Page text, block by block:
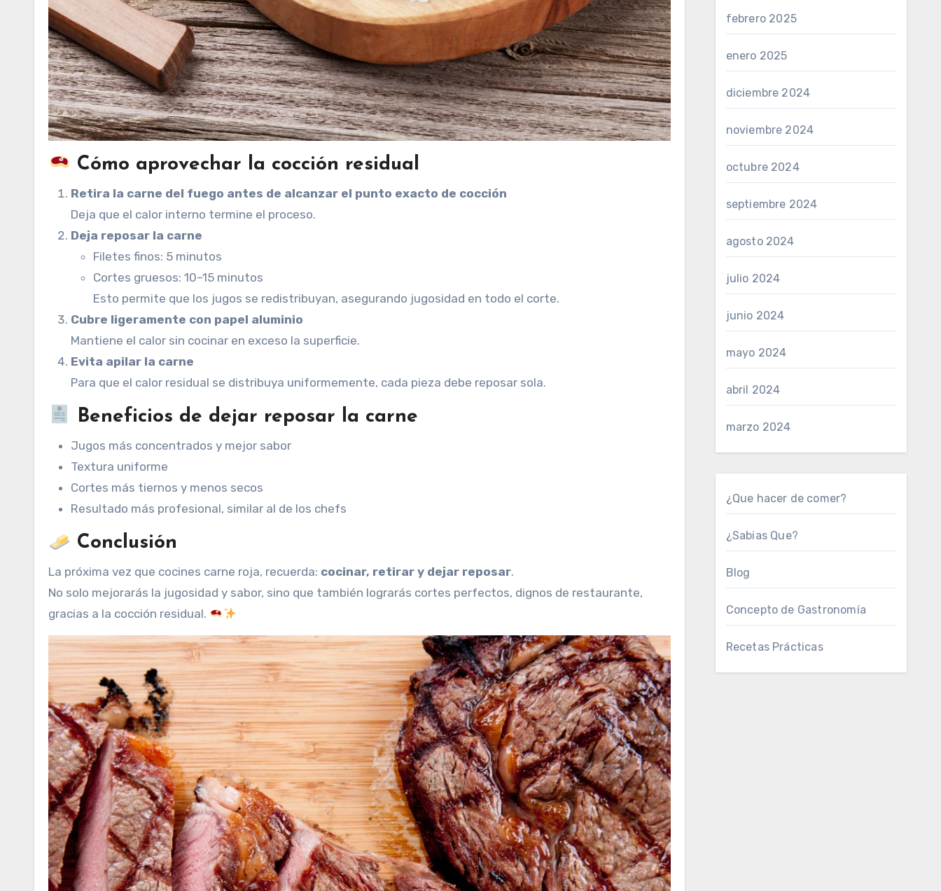
Cómo aprovechar la cocción residual
Retira la carne del fuego antes de alcanzar el punto exacto de cocción
Deja que el calor interno termine el proceso.
Deja reposar la carne
Filetes finos: 5 minutos
Cortes gruesos: 10–15 minutos
Esto permite que los jugos se redistribuyan, asegurando jugosidad en todo el corte.
Cubre ligeramente con papel aluminio
Mantiene el calor sin cocinar en exceso la superficie.
Evita apilar la carne
Para que el calor residual se distribuya uniformemente, cada pieza debe reposar sola.
Beneficios de dejar reposar la carne
Jugos más concentrados y mejor sabor
Textura uniforme
Cortes más tiernos y menos secos
Resultado más profesional, similar al de los chefs
Conclusión
La próxima vez que cocines carne roja, recuerda: cocinar, retirar y dejar reposar.
No solo mejorarás la jugosidad y sabor, sino que también lograrás cortes perfectos, dignos de restaurante,
gracias a la cocción residual.
febrero 2025
enero 2025
diciembre 2024
noviembre 2024
octubre 2024
septiembre 2024
agosto 2024
julio 2024
junio 2024
mayo 2024
abril 2024
marzo 2024
¿Que hacer de comer?
¿Sabias Que?
Blog
Concepto de Gastronomía
Recetas Prácticas